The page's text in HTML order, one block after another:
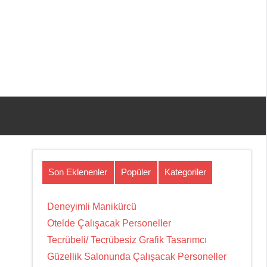
Son Eklenenler Popüler Kategoriler
Deneyimli Manikürcü
Otelde Çalışacak Personeller
Tecrübeli/ Tecrübesiz Grafik Tasarımcı
Güzellik Salonunda Çalışacak Personeller